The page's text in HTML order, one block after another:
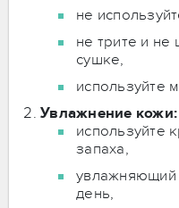
не
не трите и не
сушке,
используйте
Увлажнение кожи:
используйте
запаха,
увлажняющий
день,